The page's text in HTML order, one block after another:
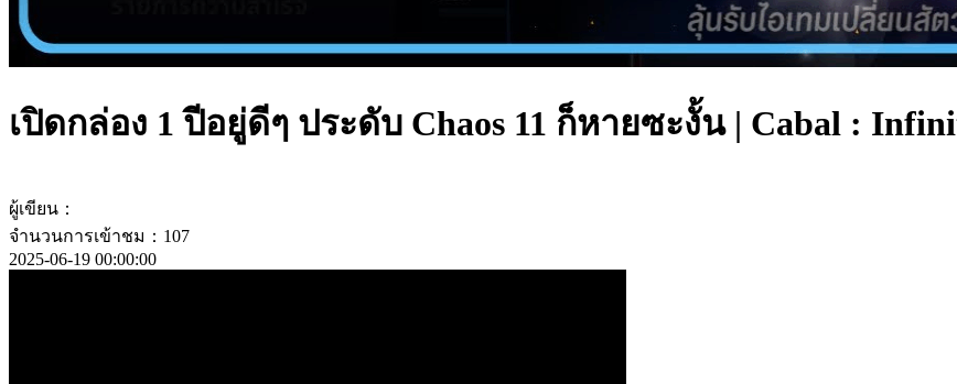
เปิดกล่อง 1 ปีอยู่ดีๆ ประดับ Chaos 11 ก็หายซะงั้น | Cabal :
ผู้เขียน：
จำนวนการเข้าชม：107
2025-06-19 00:00:00